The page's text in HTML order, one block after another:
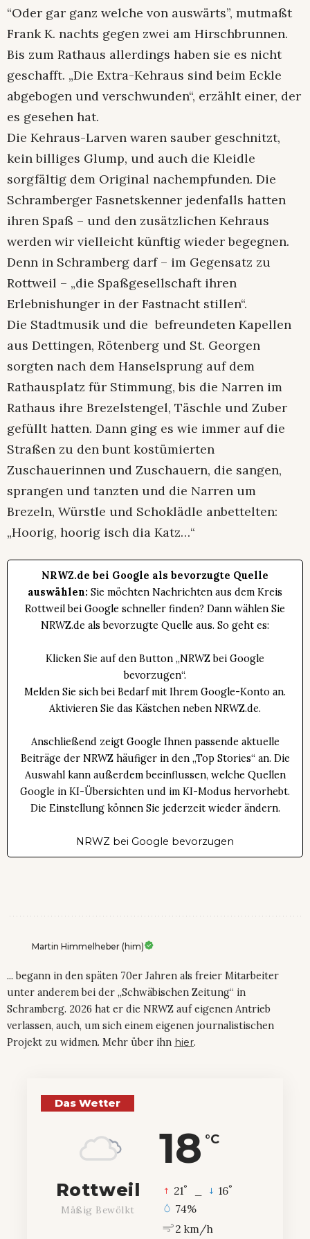
“Oder gar ganz welche von auswärts”, mutmaßt
Frank K. nachts gegen zwei am Hirschbrunnen.
Bis zum Rathaus allerdings haben sie es nicht
geschafft. „Die Extra-Kehraus sind beim Eckle
abgebogen und verschwunden“, erzählt einer, der
es gesehen hat.
Die Kehraus-Larven waren sauber geschnitzt,
kein billiges Glump, und auch die Kleidle
sorgfältig dem Original nachempfunden. Die
Schramberger Fasnetskenner jedenfalls hatten
ihren Spaß – und den zusätzlichen Kehraus
werden wir vielleicht künftig wieder begegnen.
Denn in Schramberg darf – im Gegensatz zu
Rottweil – „die Spaßgesellschaft ihren
Erlebnishunger in der Fastnacht stillen“.
Die Stadtmusik und die befreundeten Kapellen
aus Dettingen, Rötenberg und St. Georgen
sorgten nach dem Hanselsprung auf dem
Rathausplatz für Stimmung, bis die Narren im
Rathaus ihre Brezelstengel, Täschle und Zuber
gefüllt hatten. Dann ging es wie immer auf die
Straßen zu den bunt kostümierten
Zuschauerinnen und Zuschauern, die sangen,
sprangen und tanzten und die Narren um
Brezeln, Würstle und Schoklädle anbettelten:
„Hoorig, hoorig isch dia Katz…“
NRWZ.de bei Google als bevorzugte Quelle
auswählen: Sie möchten Nachrichten aus dem Kreis
Rottweil bei Google schneller finden? Dann wählen Sie
NRWZ.de als bevorzugte Quelle aus. So geht es:
Klicken Sie auf den Button „NRWZ bei Google
bevorzugen“.
Melden Sie sich bei Bedarf mit Ihrem Google-Konto an.
Aktivieren Sie das Kästchen neben NRWZ.de.
Anschließend zeigt Google Ihnen passende aktuelle
Beiträge der NRWZ häufiger in den „Top Stories“ an. Die
Auswahl kann außerdem beeinflussen, welche Quellen
Google in KI-Übersichten und im KI-Modus hervorhebt.
Die Einstellung können Sie jederzeit wieder ändern.
NRWZ bei Google bevorzugen
Martin Himmelheber (him)
... begann in den späten 70er Jahren als freier Mitarbeiter
unter anderem bei der „Schwäbischen Zeitung“ in
Schramberg. 2026 hat er die NRWZ auf eigenen Antrieb
verlassen, auch, um sich einem eigenen journalistischen
Projekt zu widmen. Mehr über ihn hier.
Das Wetter
18 °C
Rottweil
Mäßig Bewölkt
21° 16°
74%
2 km/h